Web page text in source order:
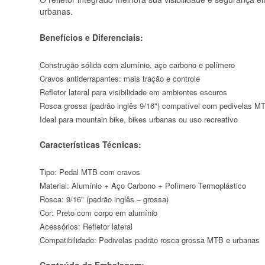
urbanas.
Benefícios e Diferenciais:
Construção sólida com alumínio, aço carbono e polímero
Cravos antiderrapantes: mais tração e controle
Refletor lateral para visibilidade em ambientes escuros
Rosca grossa (padrão inglês 9/16") compatível com pedivelas
Ideal para mountain bike, bikes urbanas ou uso recreativo
Características Técnicas:
Tipo: Pedal MTB com cravos
Material: Alumínio + Aço Carbono + Polímero Termoplástico
Rosca: 9/16" (padrão inglês – grossa)
Cor: Preto com corpo em alumínio
Acessórios: Refletor lateral
Compatibilidade: Pedivelas padrão rosca grossa MTB e urbanas